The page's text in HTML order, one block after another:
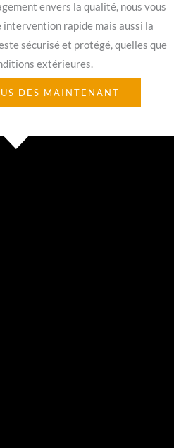
envers la qualité, nous vous
intervention rapide mais aussi la
sécurisé et protégé, quelles que
extérieures.
DES MAINTENANT